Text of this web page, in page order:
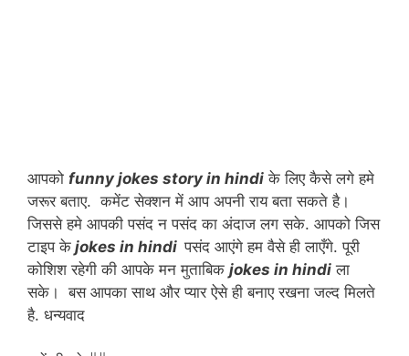
आपको funny jokes story in hindi के लिए कैसे लगे हमे
जरूर बताए. कमेंट सेक्शन में आप अपनी राय बता सकते है।
जिससे हमे आपकी पसंद न पसंद का अंदाज लग सके. आपको जिस
टाइप के jokes in hindiपसंद आएंगे हम वैसे ही लाएँगे. पूरी
कोशिश रहेगी की आपके मन मुताबिक jokes in hindi ला
सके। बस आपका साथ और प्यार ऐसे ही बनाए रखना जल्द मिलते
है. धन्यवाद